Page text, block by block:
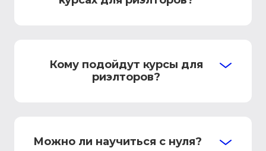
Кому подойдут курсы для
риэлторов?
Можно ли научиться с нуля?